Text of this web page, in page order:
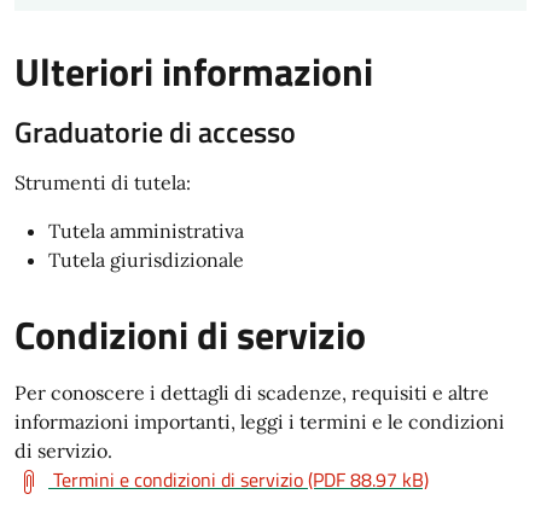
Ulteriori informazioni
Graduatorie di accesso
Strumenti di tutela:
Tutela amministrativa
Tutela giurisdizionale
Condizioni di servizio
Per conoscere i dettagli di scadenze, requisiti e altre
informazioni importanti, leggi i termini e le condizioni
di servizio.
Termini e condizioni di servizio (PDF 88.97 kB)